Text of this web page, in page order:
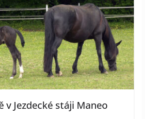
v Jezdecké stáji Maneo